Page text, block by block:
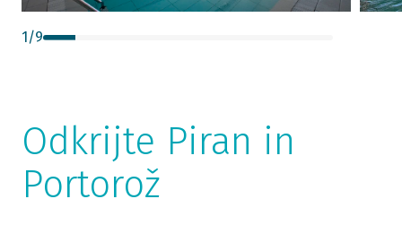
1/9
Odkrijte Piran in
Portorož